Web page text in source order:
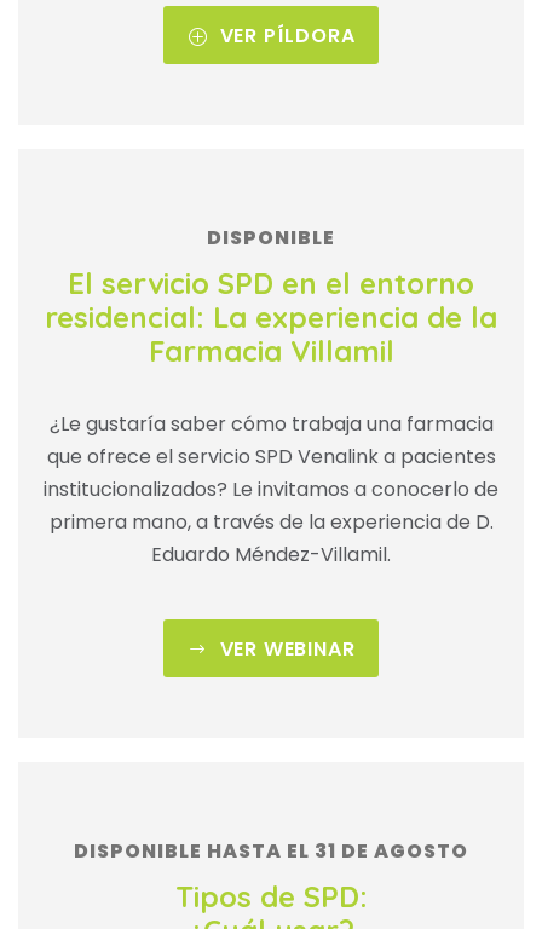
VER PÍLDORA
DISPONIBLE
El servicio SPD en el entorno
residencial: La experiencia de la
Farmacia Villamil
¿Le gustaría saber cómo trabaja una farmacia
que ofrece el servicio SPD Venalink a pacientes
institucionalizados? Le invitamos a conocerlo de
primera mano, a través de la experiencia de D.
Eduardo Méndez-Villamil.
VER WEBINAR
DISPONIBLE HASTA EL 31 DE AGOSTO
Tipos de SPD: